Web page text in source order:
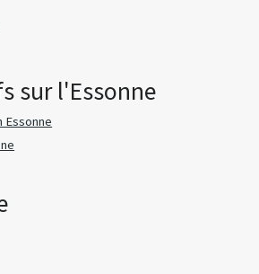
sur l'Essonne
Essonne